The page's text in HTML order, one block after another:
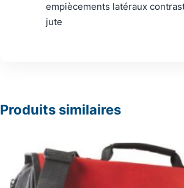
empiècements latéraux
jute
Produits similaires